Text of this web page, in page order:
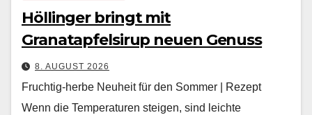
Höllinger bringt mit
Granatapfelsirup neuen Genuss
8. AUGUST 2026
Fruchtig-herbe Neuheit für den Sommer | Rezept
Wenn die Tem­per­a­turen steigen, sind leichte